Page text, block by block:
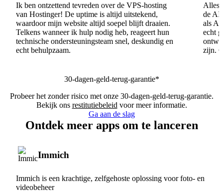
Ik ben ontzettend tevreden over de VPS-hosting
van Hostinger! De uptime is altijd uitstekend,
waardoor mijn website altijd soepel blijft draaien.
Telkens wanneer ik hulp nodig heb, reageert hun
technische ondersteuningsteam snel, deskundig en
echt behulpzaam.
Alles
de
als AI
echt
zijn.
30-dagen-geld-terug-garantie*
Probeer het zonder risico met onze 30-dagen-geld-terug-garantie.
Bekijk ons restitutiebeleid voor meer informatie.
Ga aan de slag
Ontdek meer apps om te lanceren
Immich
Immich is een krachtige, zelfgehoste oplossing voor foto- en
videobeheer